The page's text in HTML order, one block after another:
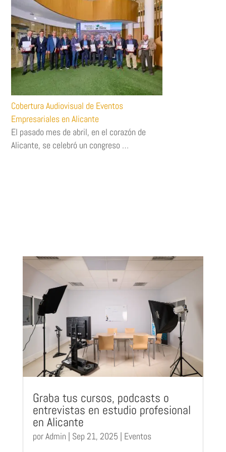
Cobertura Audiovisual de Eventos
Empresariales en Alicante
El pasado mes de abril, en el corazón de
Alicante, se celebró un congreso …
Graba tus cursos, podcasts o
entrevistas en estudio profesional
en Alicante
porAdmin | Sep 21, 2025 | Eventos